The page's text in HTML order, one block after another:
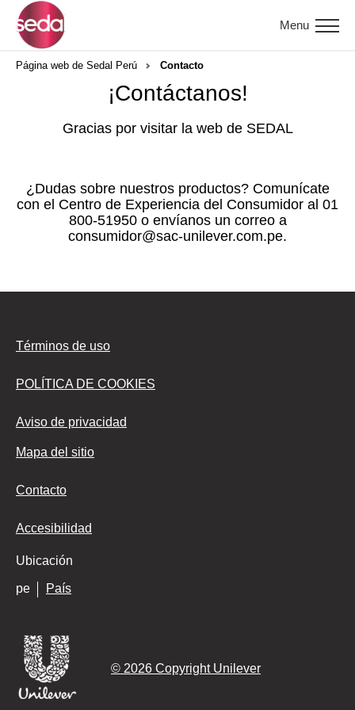
Menu
Página web de Sedal Perú Contacto
¡Contáctanos!
Gracias por visitar la web de SEDAL
¿Dudas sobre nuestros productos? Comunícate
con el Centro de Experiencia del Consumidor al 01
800-51950 o envíanos un correo a
consumidor@sac-unilever.com.pe.
Términos de uso
POLÍTICA DE COOKIES
Aviso de privacidad
Mapa del sitio
Contacto
Accesibilidad
Ubicación
pe País
© 2026 Copyright Unilever